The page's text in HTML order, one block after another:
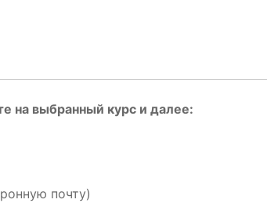
на выбранный курс и далее:
почту)